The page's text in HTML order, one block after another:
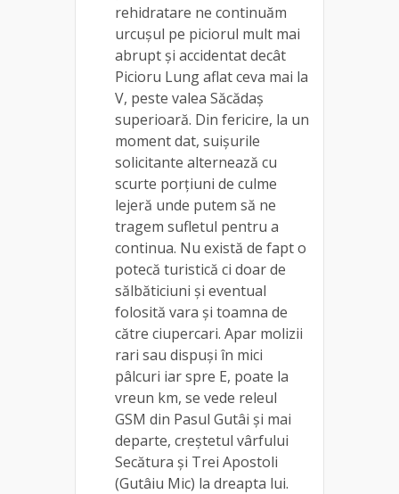
rehidratare ne continuăm
urcușul pe piciorul mult mai
abrupt și accidentat decât
Picioru Lung aflat ceva mai la
V, peste valea Săcădaș
superioară. Din fericire, la un
moment dat, suișurile
solicitante alternează cu
scurte porțiuni de culme
lejeră unde putem să ne
tragem sufletul pentru a
continua. Nu există de fapt o
potecă turistică ci doar de
sălbăticiuni și eventual
folosită vara și toamna de
către ciupercari. Apar molizii
rari sau dispuși în mici
pâlcuri iar spre E, poate la
vreun km, se vede releul
GSM din Pasul Gutâi și mai
departe, creștetul vârfului
Secătura și Trei Apostoli
(Gutâiu Mic) la dreapta lui.